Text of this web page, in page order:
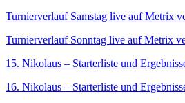
Turnierverlauf Samstag live auf Metrix
Turnierverlauf Sonntag live auf Metrix
15. Nikolaus – Starterliste und
16. Nikolaus – Starterliste und